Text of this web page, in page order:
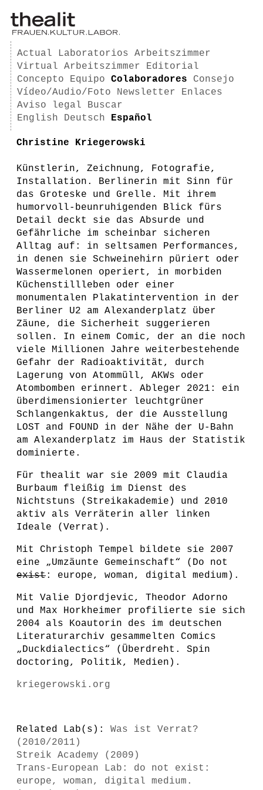
Actual Laboratorios
Arbeitszimmer
Virtual Arbeitszimmer
Editorial
Concepto
Equipo Colaboradores
Consejo
Vídeo/Audio/Foto
Newsletter
Enlaces
Aviso legal
Buscar
English
Deutsch Español
Christine Kriegerowski
Künstlerin, Zeichnung, Fotografie,
Installation. Berlinerin mit Sinn für
das Groteske und Grelle. Mit ihrem
humorvoll-beunruhigenden Blick fürs
Detail deckt sie das Absurde und
Gefährliche im scheinbar sicheren
Alltag auf: in seltsamen Performances,
in denen sie Schweinehirn püriert oder
Wassermelonen operiert, in morbiden
Küchenstillleben oder einer
monumentalen Plakatintervention in der
Berliner U2 am Alexanderplatz über
Zäune, die Sicherheit suggerieren
sollen. In einem Comic, der an die noch
viele Millionen Jahre weiterbestehende
Gefahr der Radioaktivität, durch
Lagerung von Atommüll, AKWs oder
Atombomben erinnert. Ableger 2021: ein
überdimensionierter leuchtgrüner
Schlangenkaktus, der die Ausstellung
LOST and FOUND in der Nähe der U-Bahn
am Alexanderplatz im Haus der Statistik
dominierte.
Für thealit war sie 2009 mit Claudia
Burbaum fleißig im Dienst des
Nichtstuns (Streikakademie) und 2010
aktiv als Verräterin aller linken
Ideale (Verrat).
Mit Christoph Tempel bildete sie 2007
eine „Umzäunte Gemeinschaft“ (Do not
exist: europe, woman, digital medium).
Mit Valie Djordjevic, Theodor Adorno
und Max Horkheimer profilierte sie sich
2004 als Koautorin des im deutschen
Literaturarchiv gesammelten Comics
„Duckdialectics“ (Überdreht. Spin
doctoring, Politik, Medien).
kriegerowski.org
Related Lab(s): Was ist Verrat?
(2010/2011)
Streik Academy (2009)
Trans-European Lab: do not exist:
europe, woman, digital medium.